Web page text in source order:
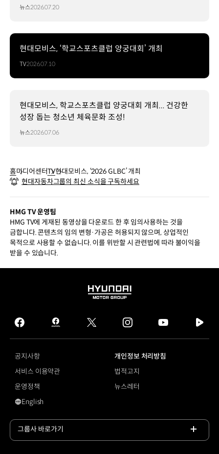
뉴스2026.07.20
현대모비스, ‘학교스포츠클럽 양궁대회’ 개최
TV2026.07.10
현대모비스, 학교스포츠클럽 양궁대회 개최... 건강한
성장 돕는 청소년 체육문화 조성!
뉴스2026.07.06
홈미디어센터TV현대모비스, ‘2026 GLBC’ 개최
현대자동차그룹의 최신 소식을 구독하세요
HMG TV 운영팀
HMG TV에 게재된 동영상을 다운로드 한 후 임의사용하는 것을
금합니다. 콘텐츠의 임의 변형·가공은 허용되지 않으며, 상업적인
목적으로 사용할 수 없습니다. 이를 위반할 시 관련법에 따라 불이익을
받을 수 있습니다.
HYUNDAI
GROUP
facebook
hmg
journal
twitter instagram
tv
공지사항
개인정보 처리방침
서비스 이용약관
법적고지
운영정책
뉴스레터
영문 사이트로 이동
English
그룹사 바로가기